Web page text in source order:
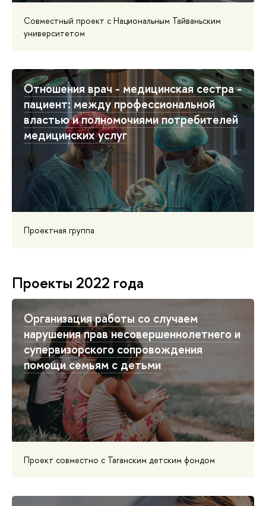
Совместный проект с Национальным Тайваньским
университетом
Отношения врач - медицинская сестра -
пациент: между профессиональной
властью и полномочиями потребителей
медицинских услуг
Проектная группа
Проекты 2022 года
Организация работы со случаем
нарушения прав несовершеннолетнего и
супервизорского сопровождения
помощи семьям с детьми
Проект совместно с Таганским детским фондом